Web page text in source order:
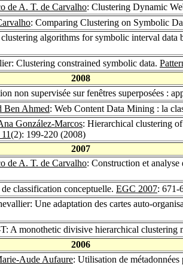
de A. T. de Carvalho: Clustering Dynamic
: Comparing Clustering on Symbolic
algorithms for symbolic interval data
Clustering constrained symbolic data.
2008
non supervisée sur fenêtres superposées :
Ben Ahmed: Web Content Data Mining : la
González-Marcos: Hierarchical clustering
(2): 199-220 (2008)
2007
de A. T. de Carvalho: Construction et analyse
classification conceptuelle. EGC 2007: 671-
Une adaptation des cartes auto-
A monothetic divisive hierarchical clustering
2006
Aude Aufaure: Utilisation de